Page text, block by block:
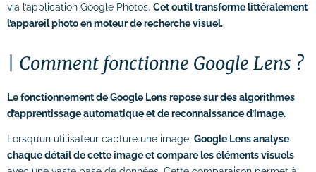
via l’application Google Photos. Cet outil transforme littéralement
l’appareil photo en moteur de recherche visuel.
Comment fonctionne Google Lens ?
Le fonctionnement de Google Lens repose sur des algorithmes
d’apprentissage automatique et de reconnaissance d’image.
Lorsqu’un utilisateur capture une image, Google Lens analyse
chaque détail de cette image et compare les éléments visuels